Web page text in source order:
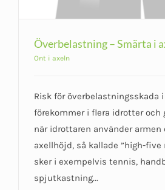
Överbelastning – Smärta i
Ont i axeln
Risk för överbelastningsskada
förekommer i flera idrotter och
när idrottaren använder armen
axellhöjd, så kallade ”high-five
sker i exempelvis tennis,
spjutkastning...